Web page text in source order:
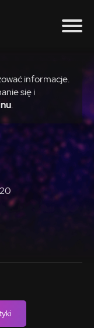
informacje.
się i
.